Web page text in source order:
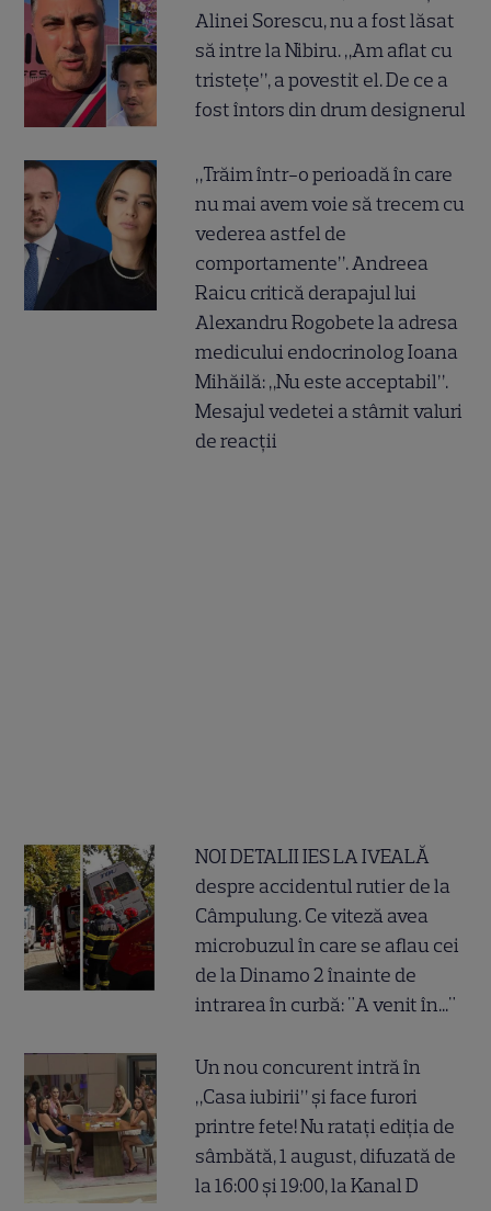
Alinei Sorescu, nu a fost lăsat
să intre la Nibiru. „Am aflat cu
tristețe”, a povestit el. De ce a
fost întors din drum designerul
„Trăim într-o perioadă în care
nu mai avem voie să trecem cu
vederea astfel de
comportamente”. Andreea
Raicu critică derapajul lui
Alexandru Rogobete la adresa
medicului endocrinolog Ioana
Mihăilă: „Nu este acceptabil”.
Mesajul vedetei a stârnit valuri
de reacții
NOI DETALII IES LA IVEALĂ
despre accidentul rutier de la
Câmpulung. Ce viteză avea
microbuzul în care se aflau cei
de la Dinamo 2 înainte de
intrarea în curbă: "A venit în..."
Un nou concurent intră în
„Casa iubirii” și face furori
printre fete! Nu ratați ediția de
sâmbătă, 1 august, difuzată de
la 16:00 și 19:00, la Kanal D